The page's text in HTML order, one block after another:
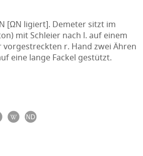
[ΩΝ ligiert]. Demeter sitzt im
mit Schleier nach l. auf einem
vorgestreckten r. Hand zwei Ähren
eine lange Fackel gestützt.